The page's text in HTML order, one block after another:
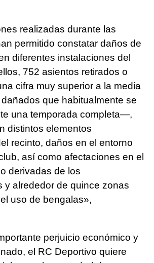
realizadas durante las
permitido constatar daños de
diferentes instalaciones del
752 asientos retirados o
cifra muy superior a la media
que habitualmente se
una temporada completa—,
distintos elementos
recinto, daños en el entorno
así como afectaciones en el
derivadas de los
y alrededor de quince zonas
uso de bengalas»,
perjuicio económico y
el RC Deportivo quiere